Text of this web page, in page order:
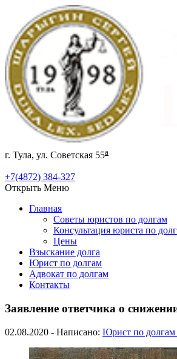
г. Тула, ул. Советская 55а
+7(4872) 384-327
Открыть Меню
Главная
Советы юристов по долгам
Консультация юриста по
Цены
Взыскание долга
Юрист по долгам
Адвокат по долгам
Контакты
Заявление ответчика о
02.08.2020 - Написано: Юрист по долгам